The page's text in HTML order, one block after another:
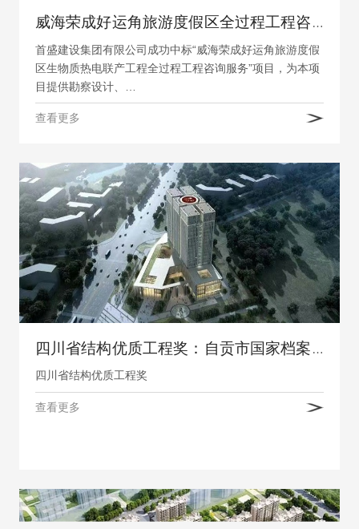
威海荣成好运角旅游度假区全过程工程咨询项目
首盛建设集团有限公司成功中标“威海荣成好运角旅游度假
区生物质热电联产工程全过程工程咨询服务”项目，为本项
目提供勘察设计、…
查看更多
四川省结构优质工程奖：自贡市国家档案馆建设项目、自贡市井盐历史档案研究中心项目
四川省结构优质工程奖
查看更多